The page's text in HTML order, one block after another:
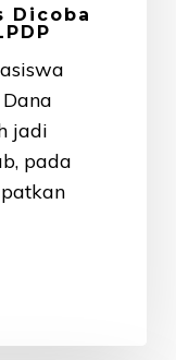
Dicoba
jadi
pada